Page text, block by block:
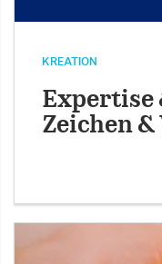
KREATION
Expertise
Zeichen